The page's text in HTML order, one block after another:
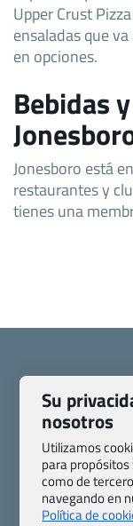
Upper Crust
ensaladas que
en opciones.
Bebidas
Jonesboro está
restaurantes y
tienes una
Pasaporte,
Blog de
Preguntas
Política de
Su
nosotros
Utilizamos
para
como de
navegando en
Política de